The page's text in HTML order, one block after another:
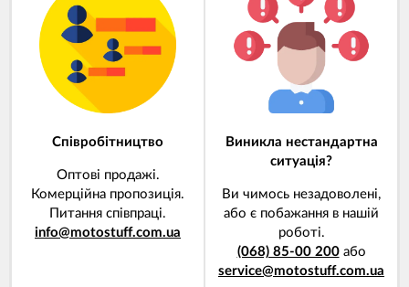
Співробітництво
Оптові продажі.
Комерційна пропозиція.
Питання співпраці.
info@motostuff.com.ua
Виникла нестандартна
ситуація?
Ви чимось незадоволені,
або є побажання в нашій
роботі.
(068) 85-00 200або
service@motostuff.com.ua